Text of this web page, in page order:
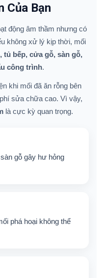
Của Bạn
động âm thầm nhưng có
không xử lý kịp thời, mối
tủ bếp, cửa gỗ, sàn gỗ,
công trình.
khi mối đã ăn rỗng bên
sửa chữa cao. Vì vậy,
là cực kỳ quan trọng.
gỗ gây hư hỏng
phá hoại không thể